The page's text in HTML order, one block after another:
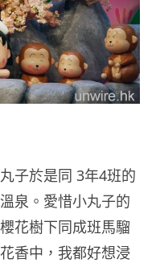
子於是同 3年4班的
泉。愛惜小丸子的
花樹下同成班馬騮
香中，我都好想浸